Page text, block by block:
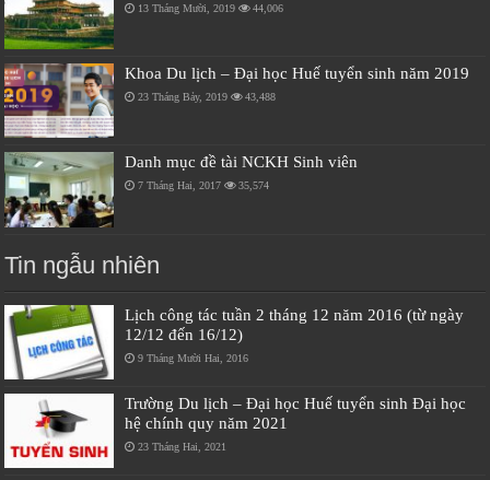
13 Tháng Mười, 2019 44,006
Khoa Du lịch – Đại học Huế tuyển sinh năm 2019
23 Tháng Bảy, 2019 43,488
Danh mục đề tài NCKH Sinh viên
7 Tháng Hai, 2017 35,574
Tin ngẫu nhiên
Lịch công tác tuần 2 tháng 12 năm 2016 (từ ngày
12/12 đến 16/12)
9 Tháng Mười Hai, 2016
Trường Du lịch – Đại học Huế tuyển sinh Đại học
hệ chính quy năm 2021
23 Tháng Hai, 2021